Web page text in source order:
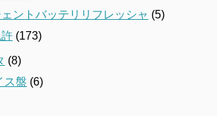
ントバッテリリフレッシャ (5)
(173)
(8)
ス盤 (6)